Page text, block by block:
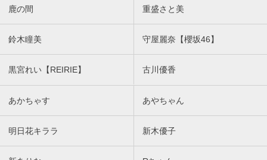
鹿の間 重盛さと美
鈴木瞳美 守屋麗奈【櫻坂46】
黒宮れい【REIRIE】 古川優香
あかちゃす あやちゃん
明日花キララ 新木優子